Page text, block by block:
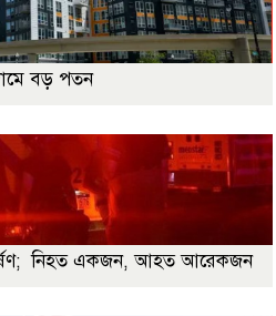
বড় পতন
নিহত একজন, আহত আরেকজন